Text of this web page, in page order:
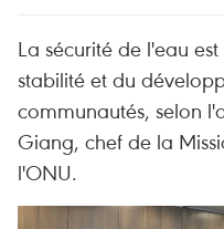
La sécurité de l'eau
stabilité et du
communautés, selon
Giang, chef de la
l'ONU.